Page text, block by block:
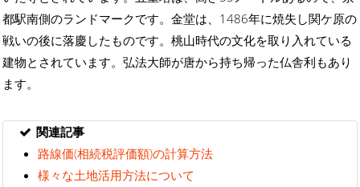
都駅南側のランドマークです。金堂は、1486年に焼失し関ケ原の
戦いの後に落慶したものです。桃山時代の文化を取り入れている
建物とされています。弘法大師が唐から持ち帰った仏舎利もあり
ます。
関連記事
路線価(相続税評価額)の計算方法
様々な土地活用方法について